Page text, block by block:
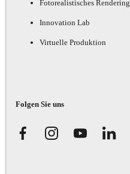
Fotorealistisches Rendering
Innovation Lab
Virtuelle Produktion
Folgen Sie uns